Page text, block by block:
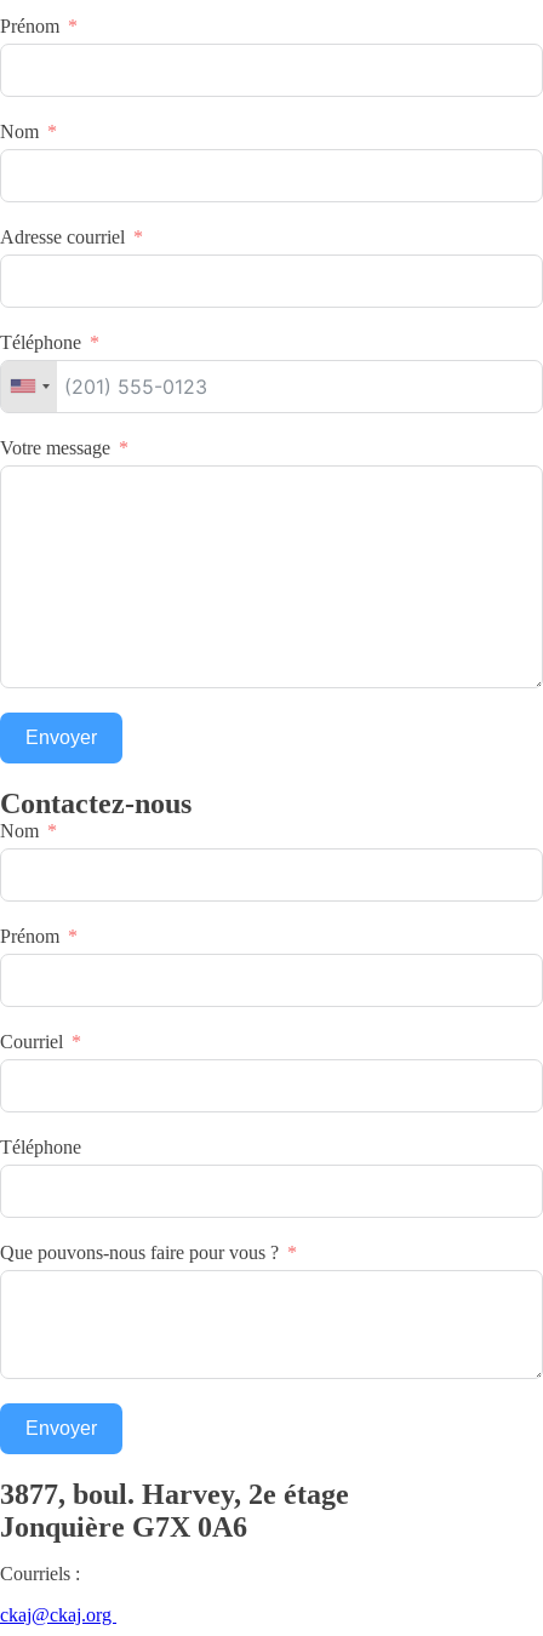
Prénom
Nom
Adresse courriel
Téléphone
Votre message
Envoyer
Contactez-nous
Nom
Prénom
Courriel
Téléphone
Que pouvons-nous faire pour vous ?
Envoyer
3877, boul. Harvey, 2e étage
Jonquière G7X 0A6
Courriels :
ckaj@ckaj.org